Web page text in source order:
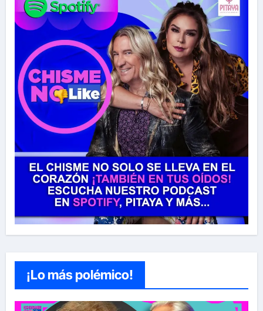
¡Lo más polémico!